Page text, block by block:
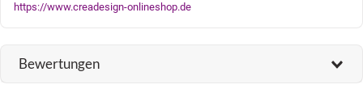
https://www.creadesign-onlineshop.de
Bewertungen